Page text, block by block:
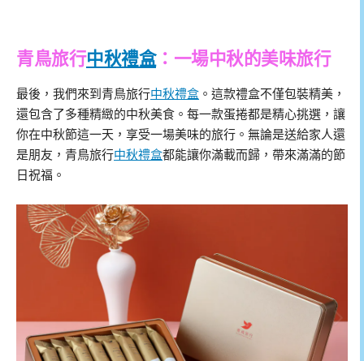
青鳥旅行中秋禮盒：一場中秋的美味旅行
最後，我們來到青鳥旅行中秋禮盒 。這款禮盒不僅包裝精美，
還包含了多種精緻的中秋美食。每一款蛋捲都是精心挑選，讓
你在中秋節這一天，享受一場美味的旅行。無論是送給家人還
是朋友，青鳥旅行中秋禮盒都能讓你滿載而歸，帶來滿滿的節
日祝福。